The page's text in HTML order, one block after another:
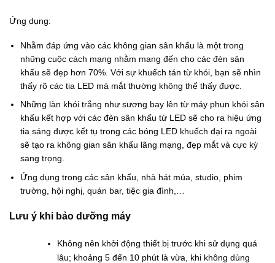
Ứng dụng:
Nhằm đáp ứng vào các không gian sân khấu là một trong
những cuộc cách mạng nhằm mang đến cho các đèn sân
khấu sẽ đẹp hơn 70%. Với sự khuếch tán từ khói, bạn sẽ nhìn
thấy rõ các tia LED mà mắt thường không thể thấy được.
Những làn khói trắng như sương bay lên từ máy phun khói sân
khấu kết hợp với các đèn sân khấu từ LED sẽ cho ra hiệu ứng
tia sáng được kết tụ trong các bóng LED khuếch đại ra ngoài
sẽ tạo ra không gian sân khấu lãng mạng, đẹp mắt và cực kỳ
sang trọng.
Ứng dụng trong các sân khấu, nhà hát múa, studio, phim
trường, hội nghị, quán bar, tiệc gia đình,…
Lưu ý khi bảo dưỡng máy
Không nên khởi động thiết bị trước khi sử dụng quá
lâu; khoảng 5 đến 10 phút là vừa, khi không dùng